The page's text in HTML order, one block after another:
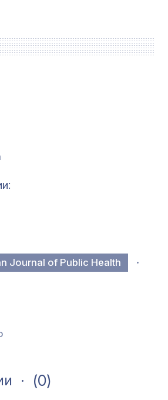
Journal of Public Health
(0)